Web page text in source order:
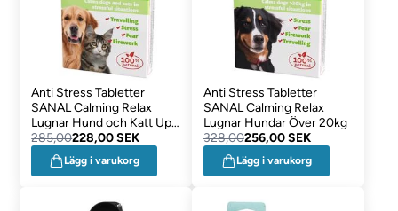
Anti Stress Tabletter
SANAL Calming Relax
Lugnar Hund och Katt Upp
Till 20 kg
285,00228,00 SEK
Lägg i varukorg
Anti Stress Tabletter
SANAL Calming Relax
Lugnar Hundar Över 20kg
328,00256,00 SEK
Lägg i varukorg